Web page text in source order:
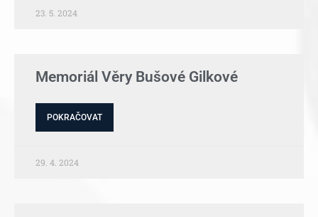
23. 5. 2024
Memoriál Věry Bušové Gilkové
POKRAČOVAT
29. 4. 2024